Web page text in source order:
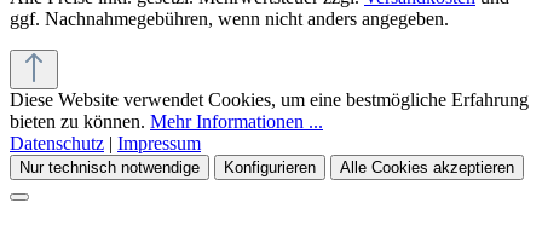
ggf. Nachnahmegebühren, wenn nicht anders angegeben.
Diese Website verwendet Cookies, um eine bestmögliche Erfahrung
bieten zu können. Mehr Informationen ...
Datenschutz | Impressum
Nur technisch notwendige Konfigurieren Alle Cookies akzeptieren